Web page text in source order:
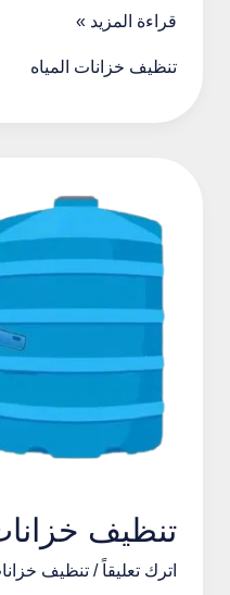
تنظيف
قراءة المزيد »
تنظيف خزانات المياه
تنظيف خزانات
اترك تعليقاً / تنظيف